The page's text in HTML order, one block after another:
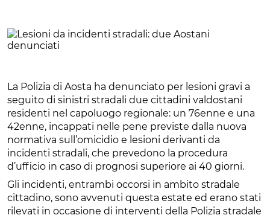
La Polizia di Aosta ha denunciato per lesioni gravi a
seguito di sinistri stradali due cittadini valdostani
residenti nel capoluogo regionale: un 76enne e una
42enne, incappati nelle pene previste dalla nuova
normativa sull’omicidio e lesioni derivanti da
incidenti stradali, che prevedono la procedura
d’ufficio in caso di prognosi superiore ai 40 giorni.
Gli incidenti, entrambi occorsi in ambito stradale
cittadino, sono avvenuti questa estate ed erano stati
rilevati in occasione di interventi della Polizia stradale